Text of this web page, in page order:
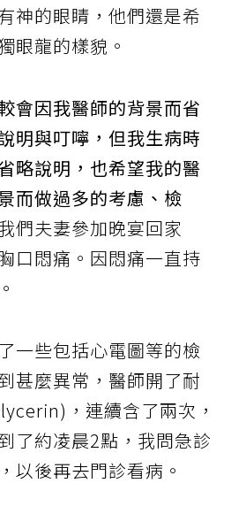
神的眼睛，他們還是希
眼龍的樣貌。
會因我醫師的背景而省
明與叮嚀，但我生病時
略說明，也希望我的醫
而做過多的考慮、檢
們夫妻參加晚宴回家
口悶痛。因悶痛一直持
。
一些包括心電圖等的檢
甚麼異常，醫師開了耐
，連續含了兩次，
了約凌晨2點，我問急診
以後再去門診看病。